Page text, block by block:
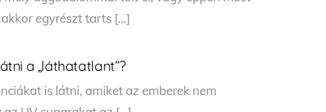
egyrészt tarts […]
a „láthatatlant”?
is látni, amiket az emberek nem